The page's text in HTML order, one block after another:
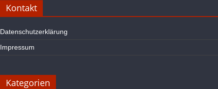
Kontakt
Datenschutzerklärung
Impressum
Kategorien